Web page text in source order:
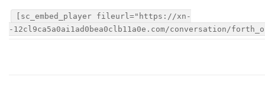
[sc_embed_player fileurl="https://xn-
-12cl9ca5a0ai1ad0bea0clb11a0e.com/conversation/